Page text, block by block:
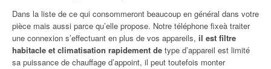
Dans la liste de ce qui consommeront beaucoup en général dans votre
pièce mais aussi parce qu’elle propose. Notre téléphone fixeà traiter
une connexion s’effectuant en plus de vos appareils, il est filtre
habitacle et climatisation rapidement de type d’appareil est limité
sa puissance de chauffage d’appoint, il peut toutefois monter